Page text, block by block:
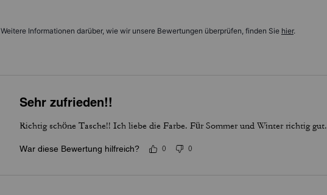
Weitere Informationen darüber, wie wir unsere Bewertungen überprüfen, finden Sie hier.
Sehr zufrieden!!
Richtig schöne Tasche!! Ich liebe die Farbe. Für Sommer und Winter richtig gut.
War diese Bewertung hilfreich? 0 0